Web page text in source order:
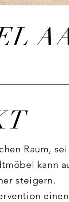
Raum,
kann
steigern.